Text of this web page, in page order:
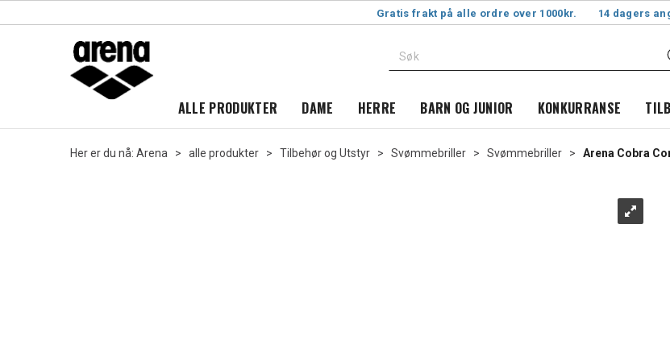
Gratis frakt på alle ordre over 1000kr. 14 dagers
ALLE PRODUKTER DAME HERRE BARN OG JUNIOR KONKURRANSE
Her er du nå: Arena > alle produkter > Tilbehør og Utstyr > Svømmebriller > Svømmebriller > Arena Cobra